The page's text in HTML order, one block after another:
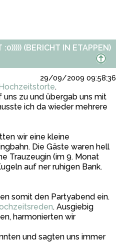
(BERICHT IN ETAPPEN)
29/09/2009 09:58:36
.
zu und übergab uns mit
ich da wieder mehrere
wir eine kleine
Die Gäste waren hell
Trauzeugin (im 9. Monat
auf ner ruhigen Bank.
somit den Partyabend ein.
. Ausgiebig
harmonierten wir
und sagten uns immer